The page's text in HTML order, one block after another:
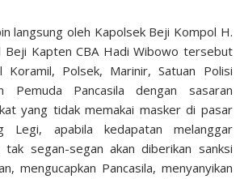
langsung oleh Kapolsek Beji Kompol H.
Beji Kapten CBA Hadi Wibowo tersebut
Koramil, Polsek, Marinir, Satuan Polisi
Pemuda Pancasila dengan sasaran
yang tidak memakai masker di pasar
Legi, apabila kedapatan melanggar
segan-segan akan diberikan sanksi
mengucapkan Pancasila, menyanyikan